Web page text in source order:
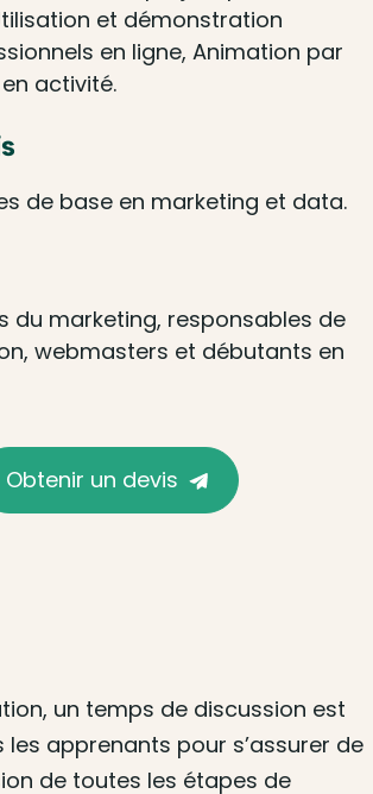
et démonstration
en ligne, Animation par
activité.
de base en marketing et data.
du marketing, responsables de
webmasters et débutants en
Obtenir un devis
un temps de discussion est
apprenants pour s’assurer de
de toutes les étapes de